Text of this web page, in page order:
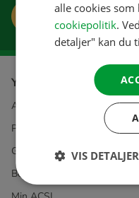
Yderligere information
ACSI
Privacy & Cookies
Generelle betingelser
Bestilling og betaling
alle cookies
cookiepolitik.
detaljer" kan du
VIS DETALJER